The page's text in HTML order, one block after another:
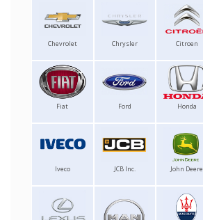
Chevrolet Chrysler Citroen
Fiat Ford Honda
Iveco JCB Inc. John Deere